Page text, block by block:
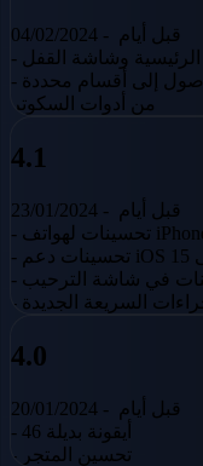
04/02/2024 - قبل أيام
الرئيسية وشاشة القفل
- يمكن الآن استخدام الروابط العميقة للوصول إلى أقسام محددة
من أدوات السكوتر
4.1
23/01/2024 - قبل أيام
في شاشة الترحيب
السريعة الجديدة
4.0
20/01/2024 - قبل أيام
- 46 أيقونة بديلة
- تحسين المتجر